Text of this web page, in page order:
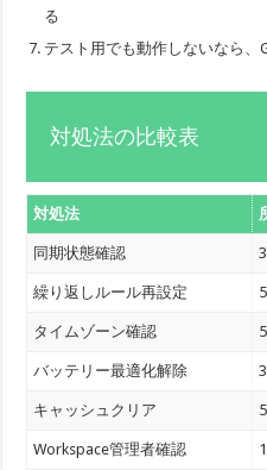
る
テスト用でも動作しないなら
対処法の比較表
対処法
同期状態確認
繰り返しルール再設定
タイムゾーン確認
バッテリー最適化解除
キャッシュクリア
Workspace管理者確認